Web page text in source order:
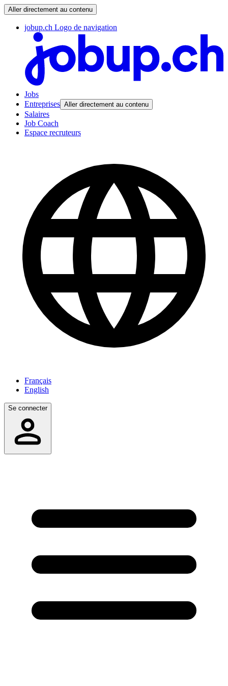
Aller directement au contenu
jobup.ch Logo de navigation
Jobs
Entreprises Aller directement au contenu
Salaires
Job Coach
Espace recruteurs
Français
English
Se connecter